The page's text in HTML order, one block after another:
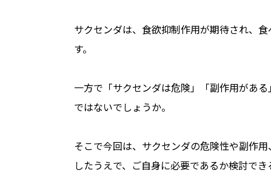
サクセンダは、食欲抑制作用が期待され、
す。
一方で「サクセンダは危険」「副作用があ
ではないでしょうか。
そこで今回は、サクセンダの危険性や副作
したうえで、ご自身に必要であるか検討でき